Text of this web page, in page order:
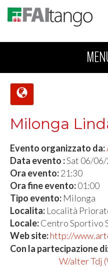
Milonga
Evento organizzato da:
Data evento :Sat 06/
Ora evento:21:30
Ora fine evento:01:00
Tipo evento: Milonga
Localita: Località
Locale:Centro Sportivo
Web site:http://
Con la partecipazione
W/alter Tdj